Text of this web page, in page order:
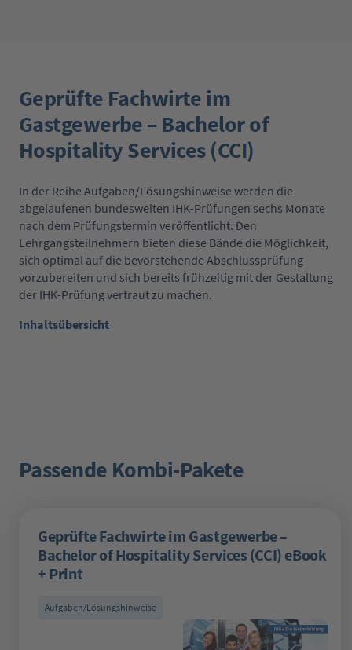
Geprüfte Fachwirte im
Gastgewerbe – Bachelor of
Hospitality Services (CCI)
In der Reihe Aufgaben/Lösungshinweise werden die
abgelaufenen bundesweiten IHK-Prüfungen sechs Monate
nach dem Prüfungstermin veröffentlicht. Den
Lehrgangsteilnehmern bieten diese Bände die Möglichkeit,
sich optimal auf die bevorstehende Abschlussprüfung
vorzubereiten und sich bereits frühzeitig mit der Gestaltung
der IHK-Prüfung vertraut zu machen.
Inhaltsübersicht
Produktgalerie überspringen
Passende Kombi-Pakete
Geprüfte Fachwirte im Gastgewerbe –
Bachelor of Hospitality Services (CCI) eBook
+ Print
Aufgaben/Lösungshinweise